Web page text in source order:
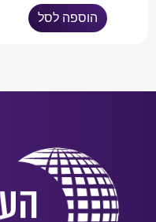
הוספה לסל